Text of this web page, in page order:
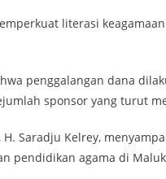
literasi
penggalangan dana
sponsor yang turut
H. Saradju Kelrey,
pendidikan agama di